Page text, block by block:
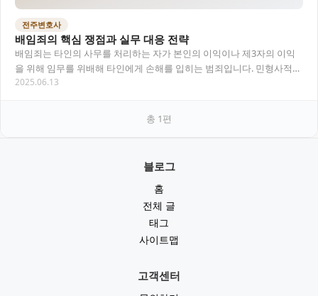
전주변호사
배임죄의 핵심 쟁점과 실무 대응 전략
배임죄는 타인의 사무를 처리하는 자가 본인의 이익이나 제3자의 이익
을 위해 임무를 위배해 타인에게 손해를 입히는 범죄입니다. 민형사적
분쟁과 맞물리는 경우가 많고, 고소·고발에서…
2025.06.13
총 1편
블로그
홈
전체 글
태그
사이트맵
고객센터